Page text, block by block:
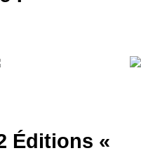
Éditions «